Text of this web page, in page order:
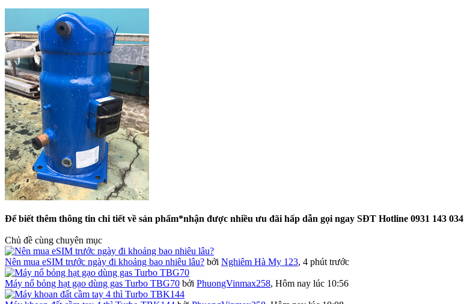
Để biết thêm thông tin chi tiết về sản phẩm*nhận được nhiều ưu đãi hấp dẫn gọi ngay SĐT Hotline 0931 143 034
Chủ đề cùng chuyên mục
Nên mua eSIM trước ngày đi khoảng bao nhiêu lâu? bởi Nghiêm Hà My 123, 4 phút trước
Máy nổ bỏng hạt gạo dùng gas Turbo TBG70 bởi PhuongVinmax258, Hôm nay lúc 10:56